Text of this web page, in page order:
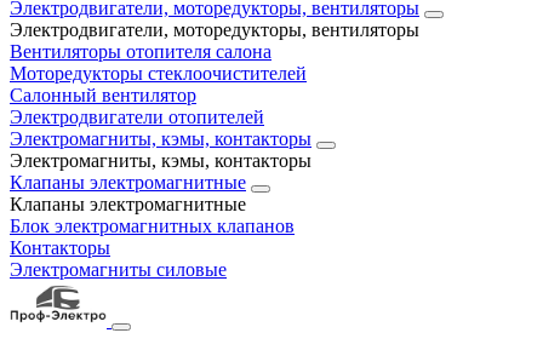
Электродвигатели, моторедукторы, вентиляторы
Электродвигатели, моторедукторы, вентиляторы
Вентиляторы отопителя салона
Моторедукторы стеклоочистителей
Салонный вентилятор
Электродвигатели отопителей
Электромагниты, кэмы, контакторы
Электромагниты, кэмы, контакторы
Клапаны электромагнитные
Клапаны электромагнитные
Блок электромагнитных клапанов
Контакторы
Электромагниты силовые